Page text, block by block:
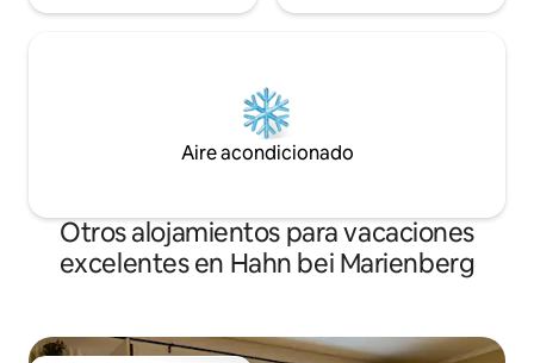
Aire acondicionado
Otros alojamientos para vacaciones
excelentes en Hahn bei Marienberg